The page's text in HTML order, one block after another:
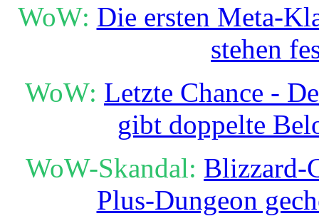
WoW: Die ersten Meta-
stehen
WoW: Letzte Chance -
gibt doppelte
WoW-Skandal: Blizzard-
Plus-Dungeon